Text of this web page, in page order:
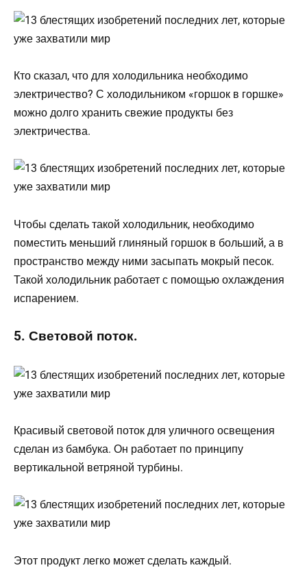
Кто сказал, что для холодильника необходимо
электричество? С холодильником «горшок в горшке»
можно долго хранить свежие продукты без
электричества.
Чтобы сделать такой холодильник, необходимо
поместить меньший глиняный горшок в больший, а в
пространство между ними засыпать мокрый песок.
Такой холодильник работает с помощью охлаждения
испарением.
5. Световой поток.
Красивый световой поток для уличного освещения
сделан из бамбука. Он работает по принципу
вертикальной ветряной турбины.
Этот продукт легко может сделать каждый.